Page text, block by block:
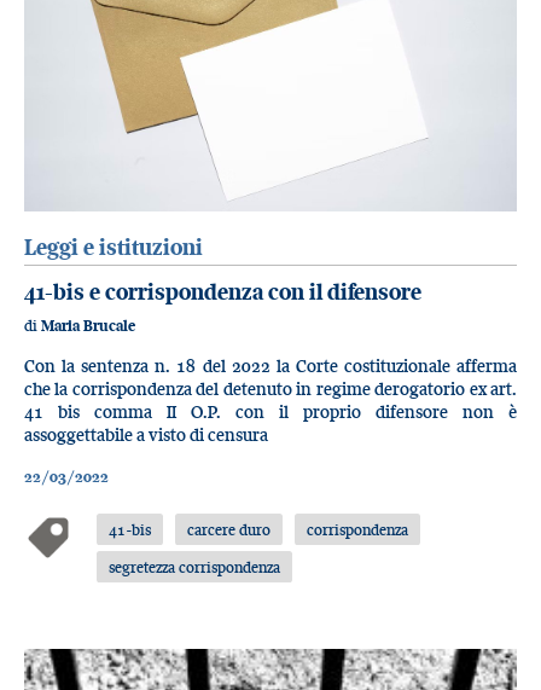
Leggi e istituzioni
41-bis e corrispondenza con il difensore
di Maria Brucale
Con la sentenza n. 18 del 2022 la Corte costituzionale afferma
che la corrispondenza del detenuto in regime derogatorio ex art.
41 bis comma II O.P. con il proprio difensore non è
assoggettabile a visto di censura
22/03/2022
41-bis carcere duro
corrispondenza
segretezza corrispondenza